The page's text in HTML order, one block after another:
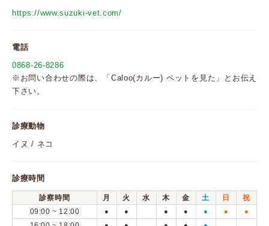
https://www.suzuki-vet.com/
電話
0868-26-8286
※お問い合わせの際は、「Caloo(カルー) ペットを見た」とお伝え
下さい。
診療動物
イヌ / ネコ
診療時間
診察時間 月 火 水 木 金 土 日
祝
09:00 ~ 12:00
● ● ● ● ● ● ●